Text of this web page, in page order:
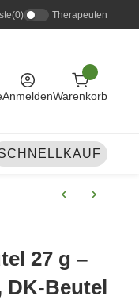
(0) Therapeuten
in der Liste
AnmeldenWarenkorb
TIERE
27 g –
DK-Beutel